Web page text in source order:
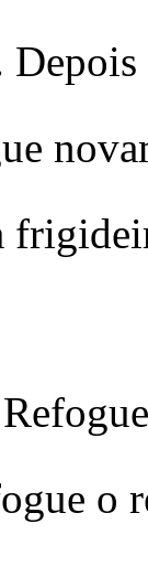
o